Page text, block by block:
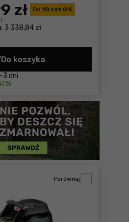
Do 10 rat 0%
3 338,84 zł
zł
3 dni
Do koszyka
Odkurzacz przemysłowy
Porównaj